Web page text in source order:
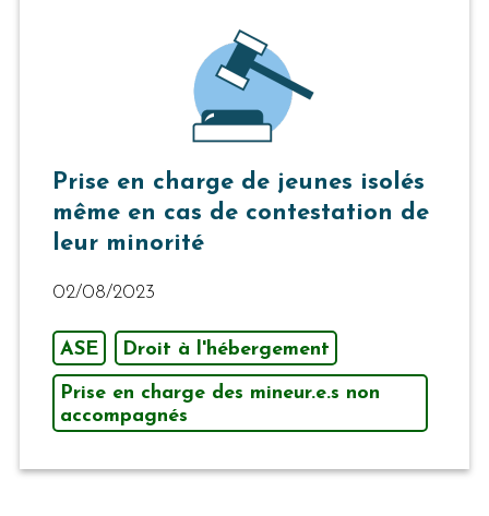
Prise en charge de jeunes isolés
même en cas de contestation de
leur minorité
02/08/2023
ASE Droit à l'hébergement
Prise en charge des mineur.e.s non
accompagnés